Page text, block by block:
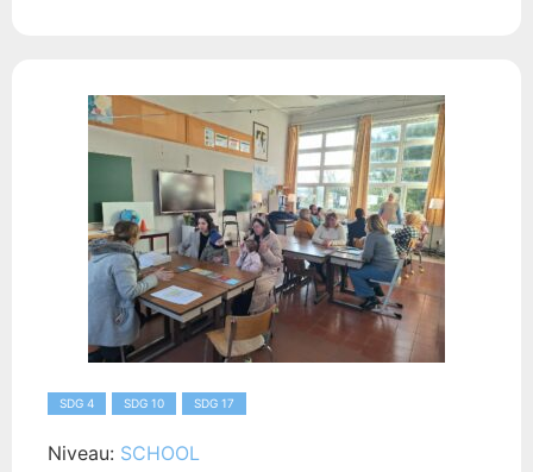
SDG 4 SDG 10 SDG 17
Niveau: SCHOOL